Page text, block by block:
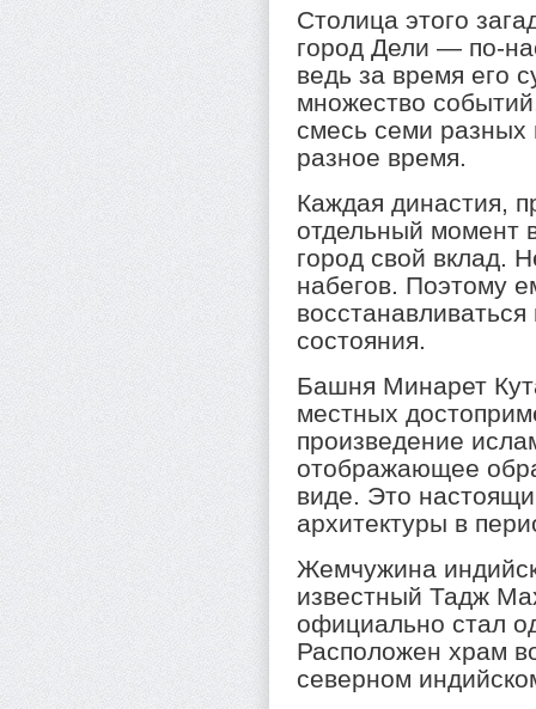
Столица этого
город Дели — по-
ведь за время его
множество
смесь семи разных
разное время.
Каждая династия,
отдельный момент
город свой вклад.
набегов. Поэтому
состояния.
Башня Минарет
местных
произведение
отображающее
виде. Это
архитектуры в
Жемчужина
известный Тадж
официально стал
Расположен храм
северном